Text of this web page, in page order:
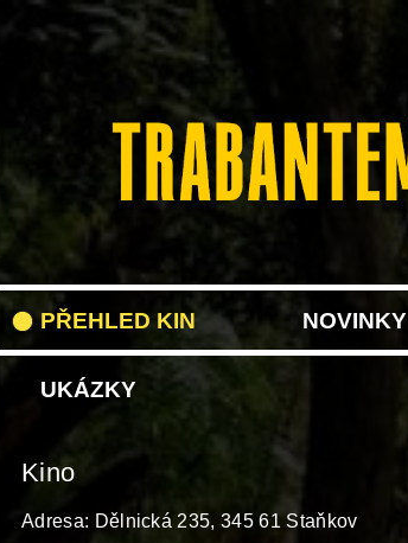
PŘEHLED KIN NOVINKY
UKÁZKY
Kino
Adresa: Dělnická 235, 345 61 Staňkov